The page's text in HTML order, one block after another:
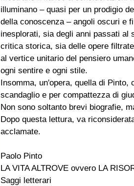
illuminano – quasi per un prodigio
della conoscenza – angoli oscuri e
inesplorati, sia degli anni passati al
critica storica, sia delle opere
al vertice unitario del pensiero
ogni sentire e ogni stile.
Insomma, un'opera, quella di Pinto,
scandaglio e per compattezza di
Non sono soltanto brevi biografie,
Dopo questa lettura, va
acclamate.
Paolo Pinto
LA VITA ALTROVE ovvero LA
Saggi letterari